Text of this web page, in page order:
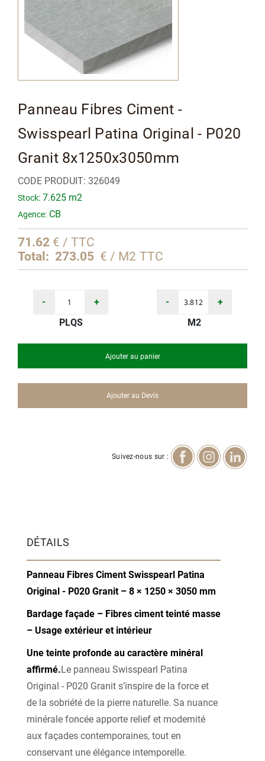
Panneau Fibres Ciment -
Swisspearl Patina Original - P020
Granit 8x1250x3050mm
CODE PRODUIT: 326049
Stock: 7.625 m2
Agence: CB
71.62 € / TTC
Total: 273.05 € / M2 TTC
-
+
PLQS
-
+
M2
Ajouter au panier
Ajouter au Devis
Suivez-nous sur :
galerie
d’images
Passer
début
de
Galerie
d’images
DÉTAILS
Panneau Fibres Ciment Swisspearl Patina
Original - P020 Granit – 8 × 1250 × 3050 mm
Bardage façade – Fibres ciment teinté masse
– Usage extérieur et intérieur
Une teinte profonde au caractère minéral
affirmé.Le panneau Swisspearl Patina
Original - P020 Granit s’inspire de la force et
de la sobriété de la pierre naturelle. Sa nuance
minérale foncée apporte relief et modernité
aux façades contemporaines, tout en
conservant une élégance intemporelle.